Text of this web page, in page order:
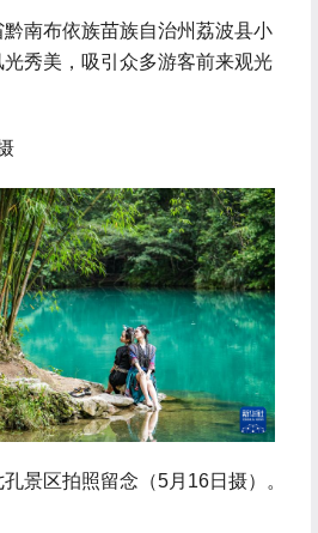
布依族苗族自治州荔波县小
秀美，吸引众多游客前来观光
区拍照留念（5月16日摄）。